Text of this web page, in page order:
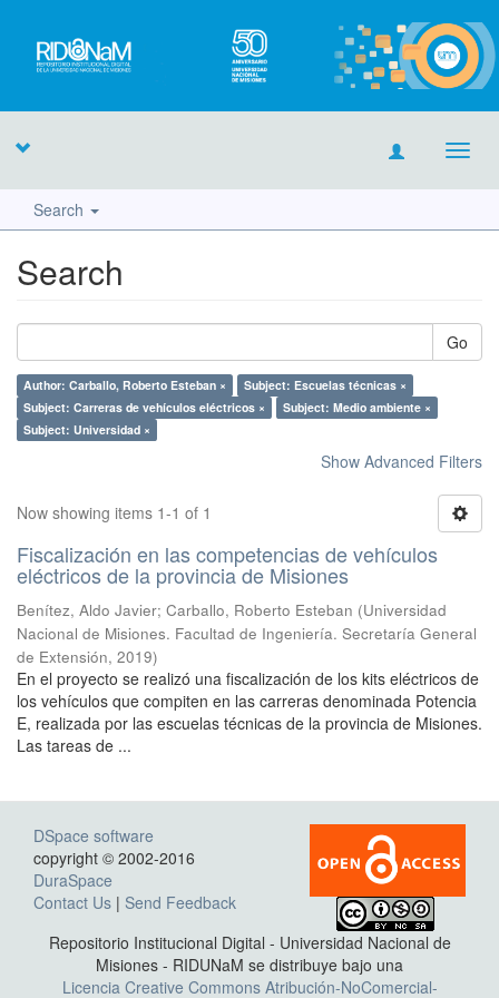
Search
Search
Go
Author: Carballo, Roberto Esteban ×
Subject: Escuelas técnicas ×
Subject: Carreras de vehículos eléctricos ×
Subject: Medio ambiente ×
Subject: Universidad ×
Show Advanced Filters
Now showing items 1-1 of 1
Fiscalización en las competencias de vehículos
eléctricos de la provincia de Misiones
Benítez, Aldo Javier; Carballo, Roberto Esteban (Universidad
Nacional de Misiones. Facultad de Ingeniería. Secretaría General
de Extensión, 2019)
En el proyecto se realizó una fiscalización de los kits eléctricos de
los vehículos que compiten en las carreras denominada Potencia
E, realizada por las escuelas técnicas de la provincia de Misiones.
Las tareas de ...
DSpace software
copyright © 2002-2016
DuraSpace
Contact Us | Send Feedback
Repositorio Institucional Digital - Universidad Nacional de
Misiones - RIDUNaM se distribuye bajo una
Licencia Creative Commons Atribución-NoComercial-